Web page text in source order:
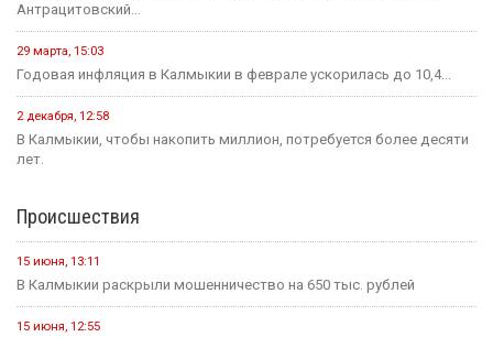
Антрацитовский...
29 марта, 15:03
Годовая инфляция в Калмыкии в феврале ускорилась до 10,4...
2 декабря, 12:58
В Калмыкии, чтобы накопить миллион, потребуется более десяти
лет.
Происшествия
15 июня, 13:11
В Калмыкии раскрыли мошенничество на 650 тыс. рублей
15 июня, 12:55